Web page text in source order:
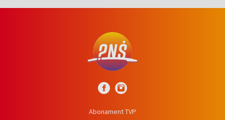
Abonament TVP